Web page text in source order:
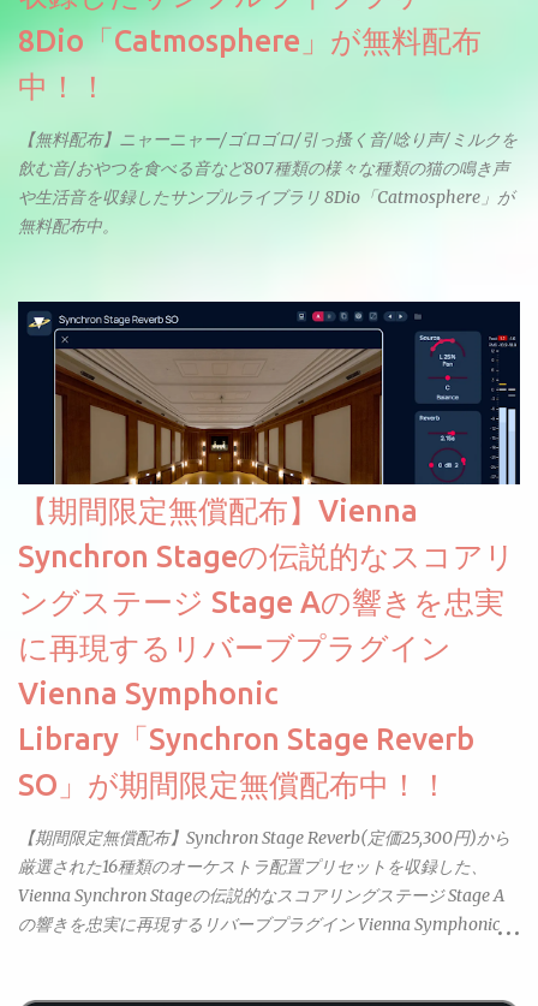
8Dio「Catmosphere」が無料配布
中！！
【無料配布】ニャーニャー/ゴロゴロ/引っ搔く音/唸り声/ミルクを
飲む音/おやつを食べる音など807種類の様々な種類の猫の鳴き声
や生活音を収録したサンプルライブラリ 8Dio「Catmosphere」が
無料配布中。
【期間限定無償配布】Vienna
Synchron Stageの伝説的なスコアリ
ングステージ Stage Aの響きを忠実
に再現するリバーブプラグイン
Vienna Symphonic
Library「Synchron Stage Reverb
SO」が期間限定無償配布中！！
【期間限定無償配布】Synchron Stage Reverb(定価25,300円)から
厳選された16種類のオーケストラ配置プリセットを収録した、
Vienna Synchron Stageの伝説的なスコアリングステージ Stage A
の響きを忠実に再現するリバーブプラグイン Vienna Symphonic